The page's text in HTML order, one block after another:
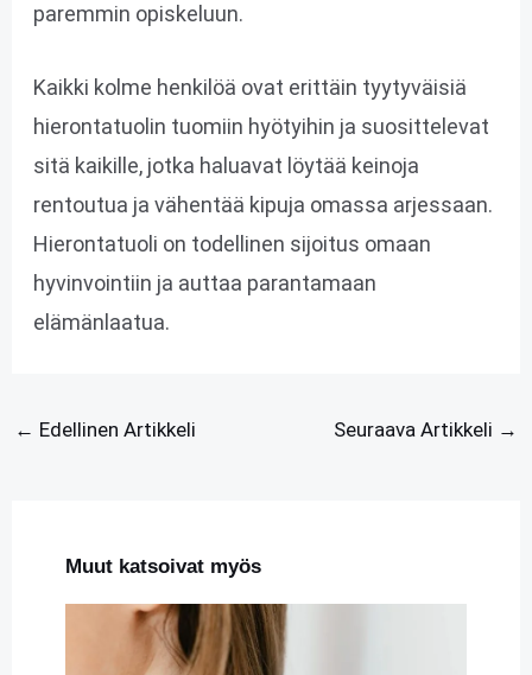
paremmin opiskeluun.
Kaikki kolme henkilöä ovat erittäin tyytyväisiä
hierontatuolin tuomiin hyötyihin ja suosittelevat
sitä kaikille, jotka haluavat löytää keinoja
rentoutua ja vähentää kipuja omassa arjessaan.
Hierontatuoli on todellinen sijoitus omaan
hyvinvointiin ja auttaa parantamaan
elämänlaatua.
← Edellinen Artikkeli Seuraava Artikkeli →
Muut katsoivat myös